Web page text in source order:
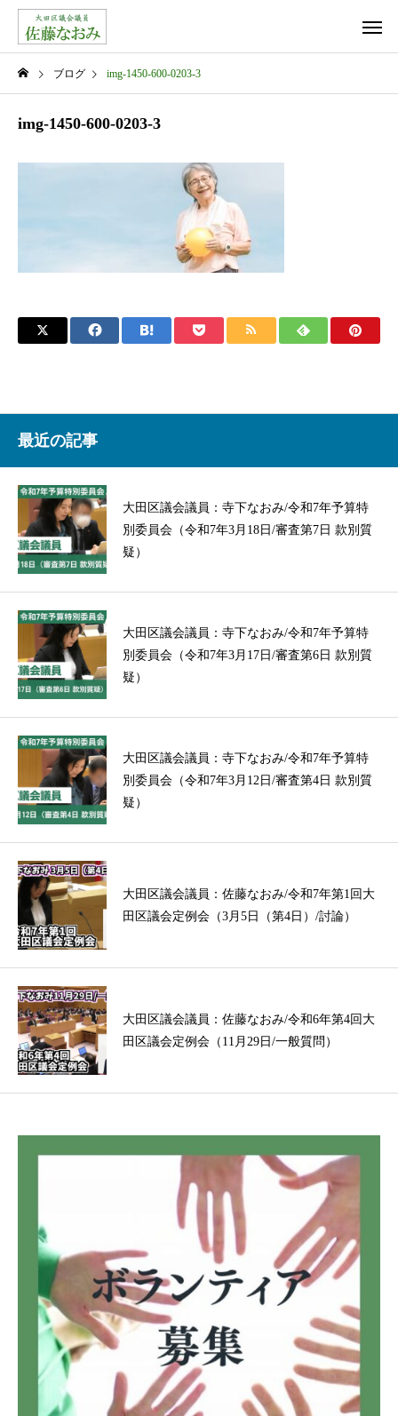
ブログ img-1450-600-0203-3
img-1450-600-0203-3
最近の記事
大田区議会議員：寺下なおみ/令和7年予算特
別委員会（令和7年3月18日/審査第7日 款別質
疑）
大田区議会議員：寺下なおみ/令和7年予算特
別委員会（令和7年3月17日/審査第6日 款別質
疑）
大田区議会議員：寺下なおみ/令和7年予算特
別委員会（令和7年3月12日/審査第4日 款別質
疑）
大田区議会議員：佐藤なおみ/令和7年第1回大
田区議会定例会（3月5日（第4日）/討論）
大田区議会議員：佐藤なおみ/令和6年第4回大
田区議会定例会（11月29日/一般質問）